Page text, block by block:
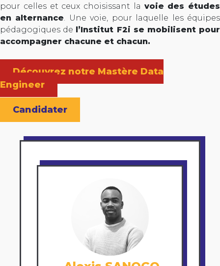
pour celles et ceux choisissant la voie des études
en alternance. Une voie, pour laquelle les équipes
pédagogiques de l’Institut F2i se mobilisent pour
accompagner chacune et chacun.
Découvrez notre Mastère Data
Engineer
Candidater